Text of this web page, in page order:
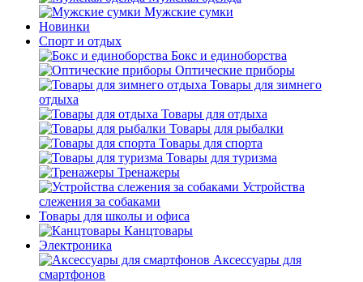
Мужские сумки
Новинки
Спорт и отдых
Бокс и единоборства
Оптические приборы
Товары для зимнего
отдыха
Товары для отдыха
Товары для рыбалки
Товары для спорта
Товары для туризма
Тренажеры
Устройства
слежения за собаками
Товары для школы и офиса
Канцтовары
Электроника
Аксессуары для
смартфонов